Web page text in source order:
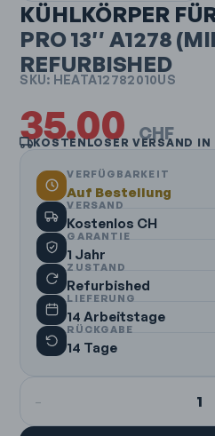
KÜHLKÖRPER
PRO 13″ A1278
REFURBISHED
SKU: HEATA12782010US
35.00 CHF
KOSTENLOSER VERSAND IN
VERFÜGBARKEIT
Auf Bestellung
VERSAND
Kostenlos CH
GARANTIE
1 Jahr
ZUSTAND
Refurbished
LIEFERUNG
14 Arbeitstage
RÜCKGABE
14 Tage
- 1